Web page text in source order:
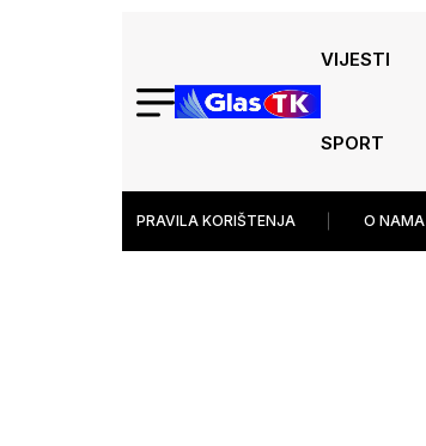
VIJESTI
SPORT
PRAVILA KORIŠTENJA O NAMA